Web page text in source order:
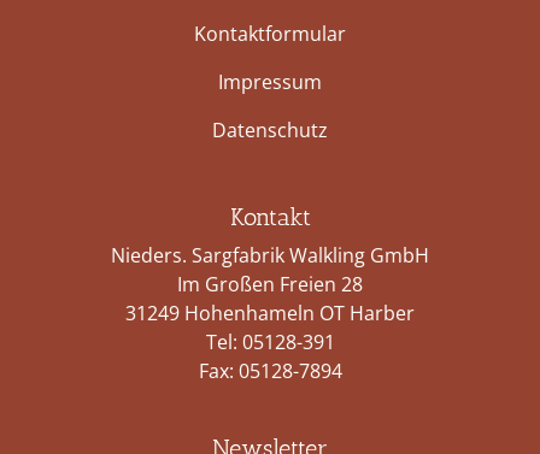
Kontaktformular
Impressum
Datenschutz
Kontakt
Nieders. Sargfabrik Walkling GmbH
Im Großen Freien 28
31249 Hohenhameln OT Harber
Tel: 05128-391
Fax: 05128-7894
Newsletter